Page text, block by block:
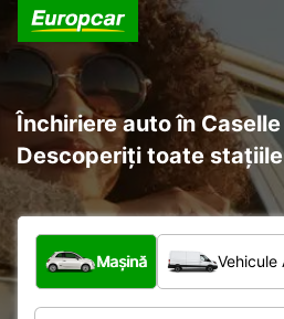
Închiriere auto în
Descoperiți toate
Ce tip de vehicul?
Mașină Vehicule